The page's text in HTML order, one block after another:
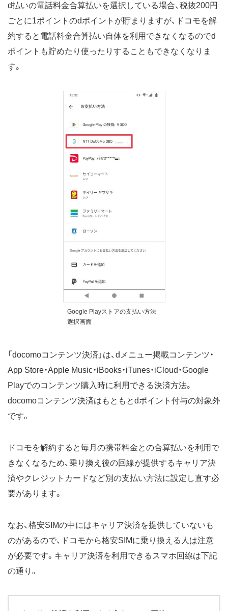
d払いの電話料金合算払いを選択している場合、税抜200円
ごとに1ポイントのdポイントが貯まりますが、ドコモを解
約すると電話料金合算払い自体を利用できなくなるのでd
ポイントも貯めたり使ったりすることもできなくなりま
す。
Google Playストアの支払い方法
選択画面
「docomoコンテンツ決済」は、dメニュー掲載コンテンツ・
App Store・Apple Music・iBooks・iTunes・iCloud・Google
Playでのコンテンツ購入時に利用できる決済方法。
docomoコンテンツ決済はもともとdポイント付与の対象外
です。
ドコモを解約すると毎月の携帯料金との合算払いを利用で
きなくなるため、乗り換え後の回線が提供するキャリア決
済やクレジットカードなど別の支払い方法に設定し直す必
要があります。
なお、格安SIMの中にはキャリア決済を提供していないも
のがあるので、ドコモから格安SIMに乗り換える人は注意
が必要です。キャリア決済を利用できるスマホ回線は下記
の通り。